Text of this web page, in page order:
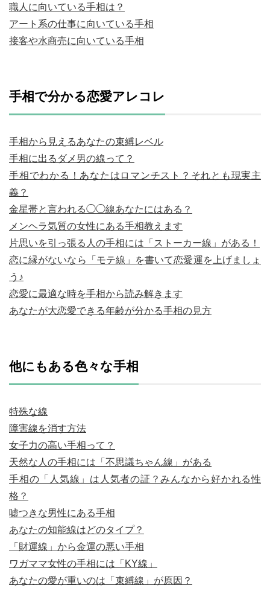
職人に向いている手相は？
アート系の仕事に向いている手相
接客や水商売に向いている手相
手相で分かる恋愛アレコレ
手相から見えるあなたの束縛レベル
手相に出るダメ男の線って？
手相でわかる！あなたはロマンチスト？それとも現実主
義？
金星帯と言われる◯◯線あなたにはある？
メンヘラ気質の女性にある手相教えます
片思いを引っ張る人の手相には「ストーカー線」がある！
恋に縁がないなら「モテ線」を書いて恋愛運を上げましょ
う♪
恋愛に最適な時を手相から読み解きます
あなたが大恋愛できる年齢が分かる手相の見方
他にもある色々な手相
特殊な線
障害線を消す方法
女子力の高い手相って？
天然な人の手相には「不思議ちゃん線」がある
手相の「人気線」は人気者の証？みんなから好かれる性
格？
嘘つきな男性にある手相
あなたの知能線はどのタイプ？
「財運線」から金運の悪い手相
ワガママ女性の手相には「KY線」
あなたの愛が重いのは「束縛線」が原因？